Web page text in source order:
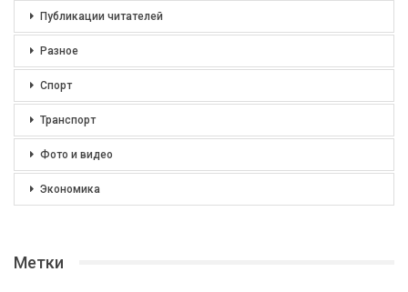
Публикации читателей
Разное
Спорт
Транспорт
Фото и видео
Экономика
Метки